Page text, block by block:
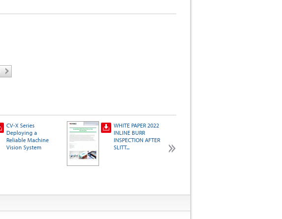
CV-X Series
Deploying a
Reliable Machine
Vision System
WHITE PAPER 2022
INLINE BURR
INSPECTION AFTER
SLITT...